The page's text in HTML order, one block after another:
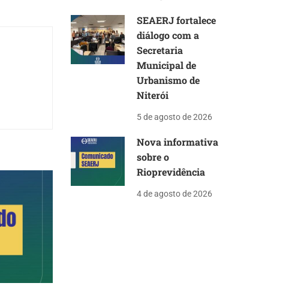
SEAERJ fortalece
diálogo com a
Secretaria
Municipal de
Urbanismo de
Niterói
5 de agosto de 2026
Nova informativa
sobre o
Rioprevidência
4 de agosto de 2026